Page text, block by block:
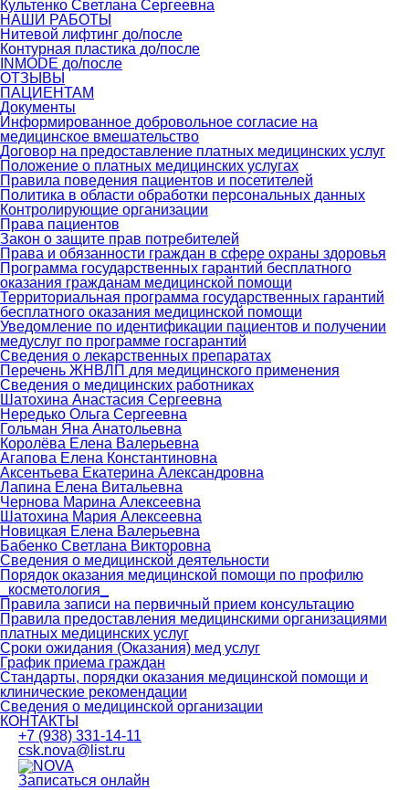
Культенко Светлана Сергеевна
НАШИ РАБОТЫ
Нитевой лифтинг до/после
Контурная пластика до/после
INMODE до/после
ОТЗЫВЫ
ПАЦИЕНТАМ
Документы
Информированное добровольное согласие на
медицинское вмешательство
Договор на предоставление платных медицинских услуг
Положение о платных медицинских услугах
Правила поведения пациентов и посетителей
Политика в области обработки персональных данных
Контролирующие организации
Права пациентов
Закон о защите прав потребителей
Права и обязанности граждан в сфере охраны здоровья
Программа государственных гарантий бесплатного
оказания гражданам медицинской помощи
Территориальная программа государственных гарантий
бесплатного оказания медицинской помощи
Уведомление по идентификации пациентов и получении
медуслуг по программе госгарантий
Сведения о лекарственных препаратах
Перечень ЖНВЛП для медицинского применения
Сведения о медицинских работниках
Шатохина Анастасия Сергеевна
Нередько Ольга Сергеевна
Гольман Яна Анатольевна
Королёва Елена Валерьевна
Агапова Елена Константиновна
Аксентьева Екатерина Александровна
Лапина Елена Витальевна
Чернова Марина Алексеевна
Шатохина Мария Алексеевна
Новицкая Елена Валерьевна
Бабенко Светлана Викторовна
Сведения о медицинской деятельности
Порядок оказания медицинской помощи по профилю
_косметология_
Правила записи на первичный прием консультацию
Правила предоставления медицинскими организациями
платных медицинских услуг
Сроки ожидания (Оказания) мед услуг
График приема граждан
Стандарты, порядки оказания медицинской помощи и
клинические рекомендации
Сведения о медицинской организации
КОНТАКТЫ
+7 (938) 331-14-11
csk.nova@list.ru
Записаться онлайн